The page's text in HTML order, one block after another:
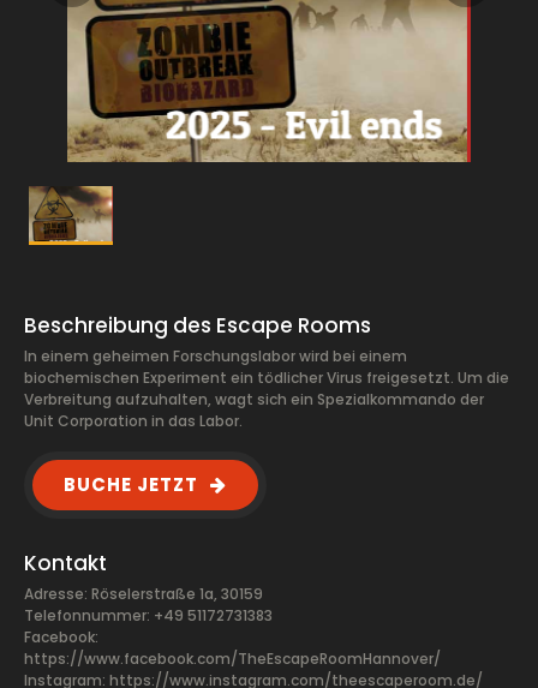
Beschreibung des Escape Rooms
In einem geheimen Forschungslabor wird bei einem
biochemischen Experiment ein tödlicher Virus freigesetzt. Um die
Verbreitung aufzuhalten, wagt sich ein Spezialkommando der
Unit Corporation in das Labor.
BUCHE JETZT
Kontakt
Adresse: Röselerstraße 1a, 30159
Telefonnummer: +49 51172731383
Facebook:
https://www.facebook.com/TheEscapeRoomHannover/
Instagram: https://www.instagram.com/theescaperoom.de/